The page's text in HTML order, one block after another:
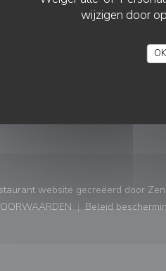
wijzigen door
((opent in een nieuw venster))
RESERVEER
website gecreëerd door
venster))
((opent in een nieuw venster))
Beleid